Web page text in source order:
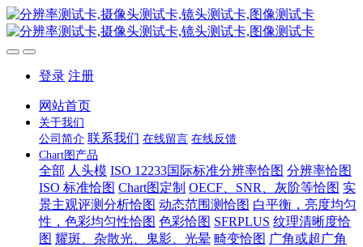
登录 注册
网站首页
关于我们
公司简介 联系我们 在线留言 在线反馈
Chart图产品
全部 人头模 ISO 12233国际标准分辨率恰图 分辨率恰图
ISO 标准恰图 Chart图定制 OECF、SNR、灰阶等恰图 实
景主观评测分析恰图 动态范围测恰图 白平衡，亮度均匀
性，色彩均匀性恰图 色彩恰图 SFRPLUS 纹理清晰度恰
图 耀斑、杂散光、鬼影、光晕 畸变恰图 广角或超广角